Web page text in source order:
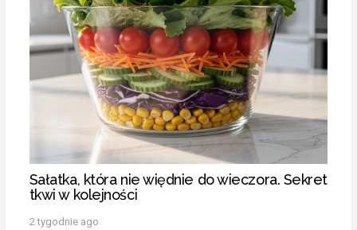
Sałatka, która nie więdnie do wieczora. Sekret
tkwi w kolejności
2 tygodnie ago